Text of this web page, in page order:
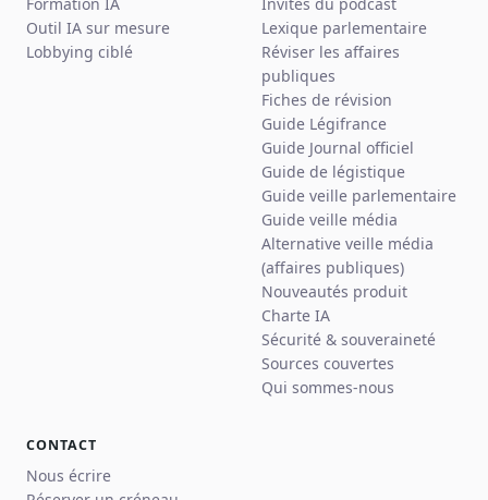
Formation IA
Outil IA sur mesure
Lobbying ciblé
Invités du podcast
Lexique parlementaire
Réviser les affaires
publiques
Fiches de révision
Guide Légifrance
Guide Journal officiel
Guide de légistique
Guide veille parlementaire
Guide veille média
Alternative veille média
(affaires publiques)
Nouveautés produit
Charte IA
Sécurité & souveraineté
Sources couvertes
Qui sommes-nous
CONTACT
Nous écrire